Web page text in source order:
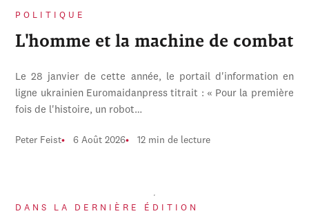
POLITIQUE
L'homme et la machine de combat
Le 28 janvier de cette année, le portail d'information en
ligne ukrainien Euromaidanpress titrait : « Pour la première
fois de l'histoire, un robot…
Peter Feist 6 Août 2026 12 min de lecture
DANS LA DERNIÈRE ÉDITION